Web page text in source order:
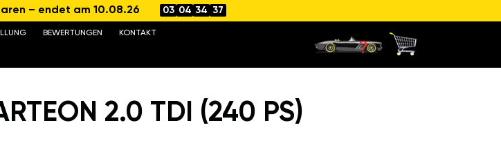
– endet am 10.08.26 03 04 34 36
BEWERTUNGEN
KONTAKT
2.0 TDI (240 PS)